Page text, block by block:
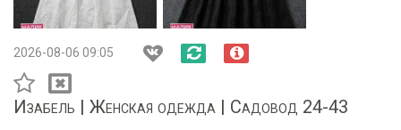
2026-08-06 09:05
Изабель | Женская одежда | Садовод 24-43